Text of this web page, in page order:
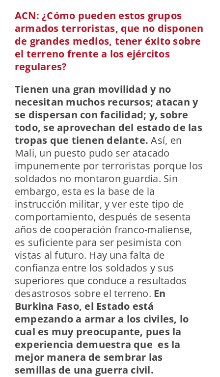
ACN: ¿Cómo pueden estos grupos
armados terroristas, que no disponen
de grandes medios, tener éxito sobre
el terreno frente a los ejércitos
regulares?
Tienen una gran movilidad y no
necesitan muchos recursos; atacan y
se dispersan con facilidad; y, sobre
todo, se aprovechan del estado de las
tropas que tienen delante. Así, en
Mali, un puesto pudo ser atacado
impunemente por terroristas porque los
soldados no montaron guardia. Sin
embargo, esta es la base de la
instrucción militar, y ver este tipo de
comportamiento, después de sesenta
años de cooperación franco-maliense,
es suficiente para ser pesimista con
vistas al futuro. Hay una falta de
confianza entre los soldados y sus
superiores que conduce a resultados
desastrosos sobre el terreno. En
Burkina Faso, el Estado está
empezando a armar a los civiles, lo
cual es muy preocupante, pues la
experiencia demuestra que es la
mejor manera de sembrar las
semillas de una guerra civil.